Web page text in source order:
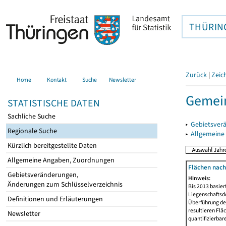
Home Kontakt Suche Newsletter
STATISTISCHE DATEN
Sachliche Suche
Regionale Suche
Kürzlich bereitgestellte Daten
Allgemeine Angaben, Zuordnungen
Gebietsveränderungen,
Änderungen zum Schlüsselverzeichnis
Definitionen und Erläuterungen
Newsletter
Zurück |
▸
▸
Flächen
Hinweis:
Bis 2013
Überführung
resultieren